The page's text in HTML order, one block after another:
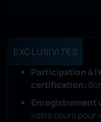
EXCLUSIVITÉS
Participation à
certification:
Enregistrement
votre cours pour